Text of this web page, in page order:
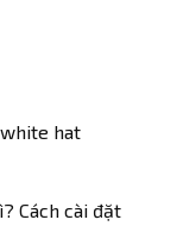
hat
Cách cài đặt